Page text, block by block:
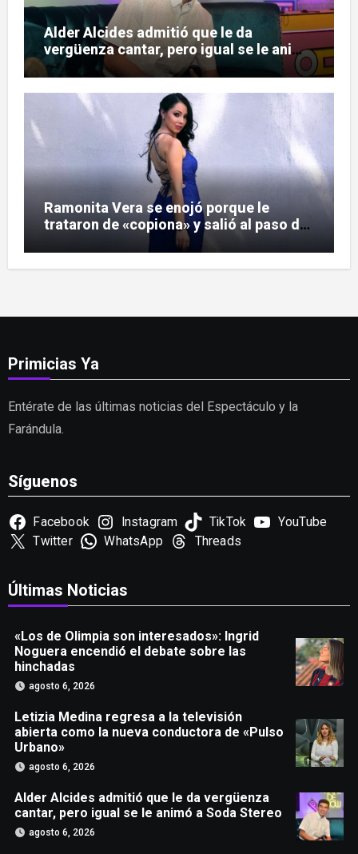
Alder Alcides admitió que le da
vergüenza cantar, pero igual se le animó
a Soda Stereo
Ramonita Vera se enojó porque le
trataron de «copiona» y salió al paso de
Primicias Ya
Entérate de las últimas noticias del Espectáculo y la
Farándula.
Síguenos
Facebook Instagram TikTok
YouTube
Twitter
WhatsApp Threads
Últimas Noticias
«Los de Olimpia son interesados»: Ingrid
Noguera encendió el debate sobre las
hinchadas
agosto 6, 2026
Letizia Medina regresa a la televisión
abierta como la nueva conductora de «Pulso
Urbano»
agosto 6, 2026
Alder Alcides admitió que le da vergüenza
cantar, pero igual se le animó a Soda Stereo
agosto 6, 2026